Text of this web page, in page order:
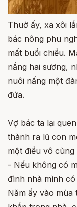
Thuở ấy, xa xôi
bác nông phu
mất buổi chiều.
nắng hai sương,
nuôi nấng một
đứa.
Vợ bác ta lại
thành ra lũ con
một điều vô cùng
- Nếu không có
đình nhà mình có
Năm ấy vào